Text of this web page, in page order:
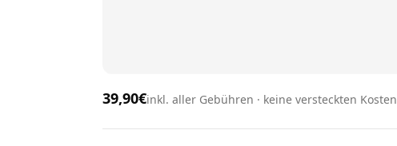
39,90€inkl. aller Gebühren · keine versteckten Kosten